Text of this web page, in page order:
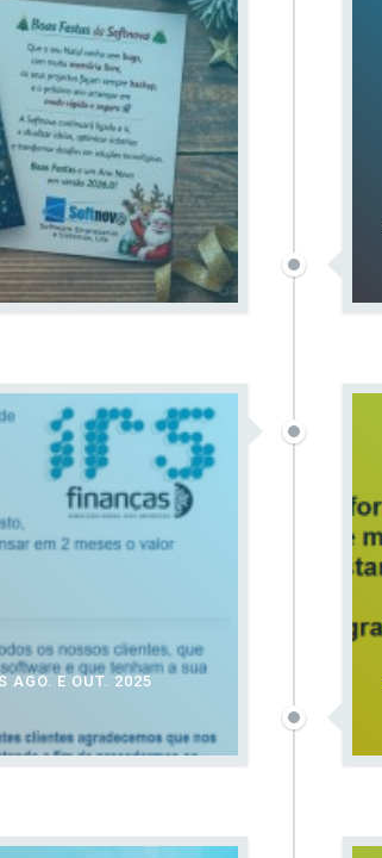
AGO. E OUT. 2025